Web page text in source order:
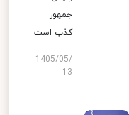
جمهور
کذب است
1405/05/
13